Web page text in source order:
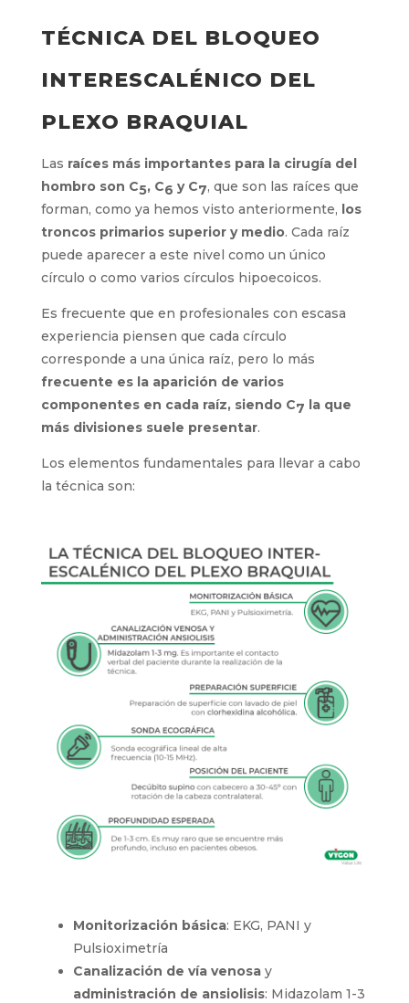
TÉCNICA DEL BLOQUEO
INTERESCALÉNICO DEL
PLEXO BRAQUIAL
Las raíces más importantes para la cirugía del
hombro son C5, C6 y C7, que son las raíces que
forman, como ya hemos visto anteriormente, los
troncos primarios superior y medio. Cada raíz
puede aparecer a este nivel como un único
círculo o como varios círculos hipoecoicos.
Es frecuente que en profesionales con escasa
experiencia piensen que cada círculo
corresponde a una única raíz, pero lo más
frecuente es la aparición de varios
componentes en cada raíz, siendo C7 la que
más divisiones suele presentar.
Los elementos fundamentales para llevar a cabo
la técnica son:
Monitorización básica: EKG, PANI y
Pulsioximetría
Canalización de vía venosay
administración de ansiolisis: Midazolam 1-3